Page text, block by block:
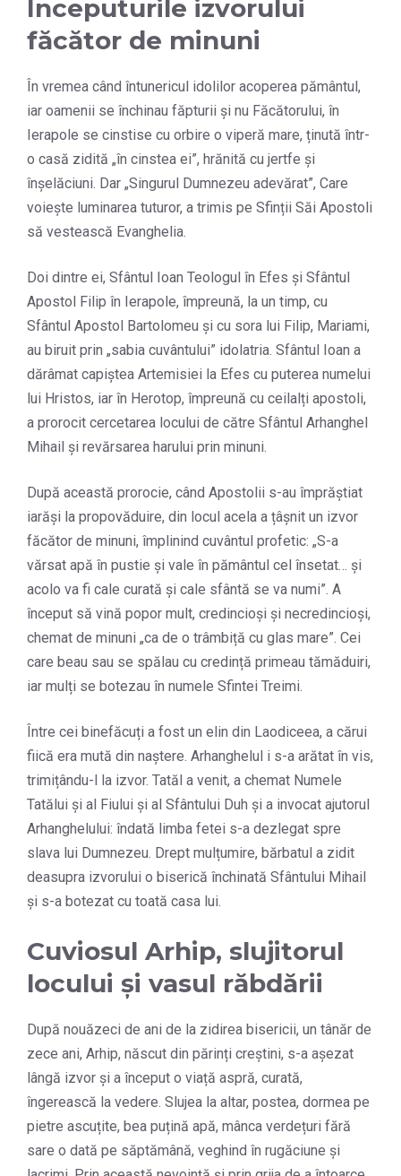
Începuturile izvorului
făcător de minuni
În vremea când întunericul idolilor acoperea pământul,
iar oamenii se închinau făpturii și nu Făcătorului, în
Ierapole se cinstise cu orbire o viperă mare, ținută într-
o casă zidită „în cinstea ei”, hrănită cu jertfe și
înșelăciuni. Dar „Singurul Dumnezeu adevărat”, Care
voiește luminarea tuturor, a trimis pe Sfinții Săi Apostoli
să vestească Evanghelia.
Doi dintre ei, Sfântul Ioan Teologul în Efes și Sfântul
Apostol Filip în Ierapole, împreună, la un timp, cu
Sfântul Apostol Bartolomeu și cu sora lui Filip, Mariami,
au biruit prin „sabia cuvântului” idolatria. Sfântul Ioan a
dărâmat capiștea Artemisiei la Efes cu puterea numelui
lui Hristos, iar în Herotop, împreună cu ceilalți apostoli,
a prorocit cercetarea locului de către Sfântul Arhanghel
Mihail și revărsarea harului prin minuni.
După această prorocie, când Apostolii s-au împrăștiat
iarăși la propovăduire, din locul acela a țâșnit un izvor
făcător de minuni, împlinind cuvântul profetic: „S-a
vărsat apă în pustie și vale în pământul cel însetat… și
acolo va fi cale curată și cale sfântă se va numi”. A
început să vină popor mult, credincioși și necredincioși,
chemat de minuni „ca de o trâmbiță cu glas mare”. Cei
care beau sau se spălau cu credință primeau tămăduiri,
iar mulți se botezau în numele Sfintei Treimi.
Între cei binefăcuți a fost un elin din Laodiceea, a cărui
fiică era mută din naștere. Arhanghelul i s-a arătat în vis,
trimițându-l la izvor. Tatăl a venit, a chemat Numele
Tatălui și al Fiului și al Sfântului Duh și a invocat ajutorul
Arhanghelului: îndată limba fetei s-a dezlegat spre
slava lui Dumnezeu. Drept mulțumire, bărbatul a zidit
deasupra izvorului o biserică închinată Sfântului Mihail
și s-a botezat cu toată casa lui.
Cuviosul Arhip, slujitorul
locului și vasul răbdării
După nouăzeci de ani de la zidirea bisericii, un tânăr de
zece ani, Arhip, născut din părinți creștini, s-a așezat
lângă izvor și a început o viață aspră, curată,
îngerească la vedere. Slujea la altar, postea, dormea pe
pietre ascuțite, bea puțină apă, mânca verdețuri fără
sare o dată pe săptămână, veghind în rugăciune și